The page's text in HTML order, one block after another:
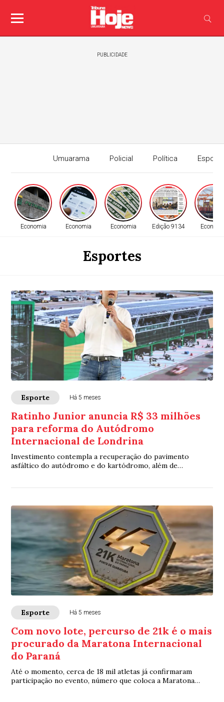
PUBLICIDADE
Umuarama Policial Política
Edição
Economia Economia Economia Edição 9134
Esportes
Esporte Há 5 meses
Ratinho Junior anuncia R$ 33 milhões
para reforma do Autódromo
Internacional de Londrina
Investimento contempla a recuperação do pavimento
asfáltico do autódromo e do kartódromo, além de
Esporte Há 5 meses
Com novo lote, percurso de 21k é o mais
procurado da Maratona Internacional
do Paraná
Até o momento, cerca de 18 mil atletas já confirmaram
participação no evento, número que coloca a Maratona